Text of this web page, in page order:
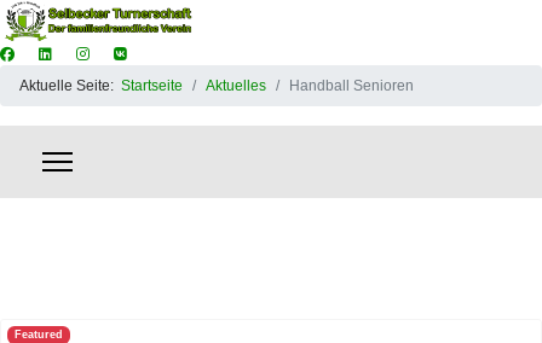
Aktuelle Seite: Startseite Aktuelles Handball Senioren
Featured